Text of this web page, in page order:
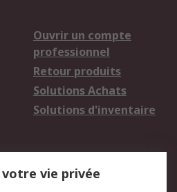
Ouvrir un compte
professionnel
Retour produits
Solutions Achats
Solutions d'inventaire
vie privée